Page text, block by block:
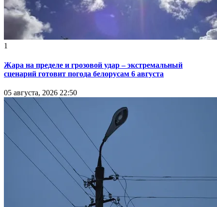
1
Жара на пределе и грозовой удар – экстремальный
сценарий готовит погода белорусам 6 августа
05 августа, 2026 22:50